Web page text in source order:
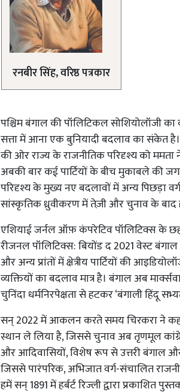
रनबीर सिंह, वरिष्ठ पत्रकार
पश्चिम बंगाल की पॉलिटिकल सोशियोलॉजी
सत्ता में आना एक बुनियादी बदलाव का संकेत है।
की ओर राज्य के राजनीतिक परिदृश्य को ममता
अबकी बार कई पार्टियों के बीच मुकाबले की
परिदृश्य के मुख्य नए बदलावों में अन्य पिछड़ा
सांस्कृतिक ध्रुवीकरण में तेज़ी और चुनाव के बाद
एशियाई जर्नल ऑफ़ कंपरेटिव पॉलिटिक्स के
रीजनल पॉलिटिक्स: बियोंड द 2021 वेस्ट
और अन्य प्रांतों में क्षेत्रीय पार्टियों की
व्यक्तियों का बदलाव मात्र है। बंगाल अब
चुनिंदा धर्मनिरपेक्षता से हटकर ‘बंगाली हिंदू
सन् 2022 में आकलन करते समय चिरकरा ने
स्थान ले लिया है, जिससे चुनाव अब तृणमूल
और आदिवासियों, विशेष रूप से उत्तरी बंगाल
जिससे पारंपरिक, अभिजात वर्ग-संचालित
हमें सन् 1891 में हर्बर्ट रिज्ली द्वारा